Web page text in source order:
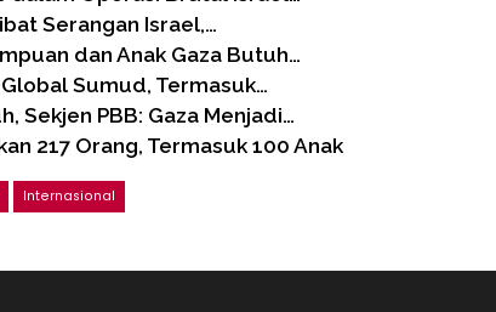
Serangan Israel,…
dan Anak Gaza Butuh…
Sumud, Termasuk…
Sekjen PBB: Gaza Menjadi…
217 Orang, Termasuk 100 Anak
Internasional